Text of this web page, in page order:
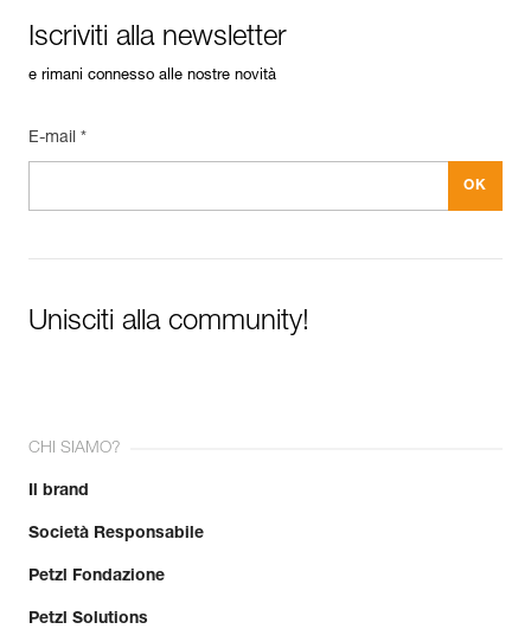
Iscriviti alla newsletter
e rimani connesso alle nostre novità
E-mail *
Unisciti alla community!
CHI SIAMO?
Il brand
Società Responsabile
Petzl Fondazione
Petzl Solutions